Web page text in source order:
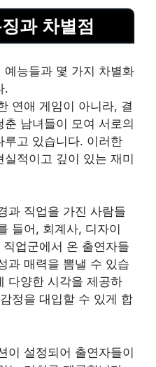
과 차별점
능들과 몇 가지 차별화
.
연애 게임이 아니라, 결
남녀들이 모여 서로의
루고 있습니다. 이러한
적이고 깊이 있는 재미
과 직업을 가진 사람들
들어, 회계사, 디자이
업군에서 온 출연자들
과 매력을 뽐낼 수 있습
다양한 시각을 제공하
정을 대입할 수 있게 합
이 설정되어 출연자들이